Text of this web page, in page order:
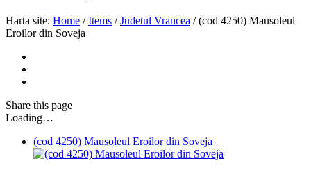
Harta site: Home / Items / Judetul Vrancea / (cod 4250) Mausoleul
Eroilor din Soveja
Share this page
Loading…
(cod 4250) Mausoleul Eroilor din Soveja